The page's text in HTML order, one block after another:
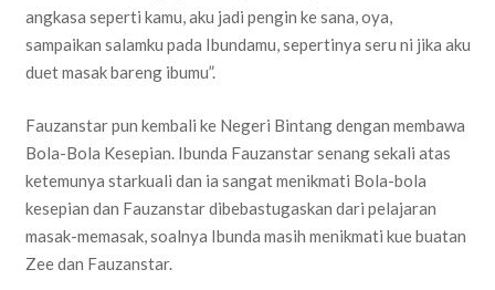
angkasa seperti kamu, aku jadi pengin ke sana, oya,
sampaikan salamku pada Ibundamu, sepertinya seru ni jika aku
duet masak bareng ibumu”.
Fauzanstar pun kembali ke Negeri Bintang dengan membawa
Bola-Bola Kesepian. Ibunda Fauzanstar senang sekali atas
ketemunya starkuali dan ia sangat menikmati Bola-bola
kesepian dan Fauzanstar dibebastugaskan dari pelajaran
masak-memasak, soalnya Ibunda masih menikmati kue buatan
Zee dan Fauzanstar.